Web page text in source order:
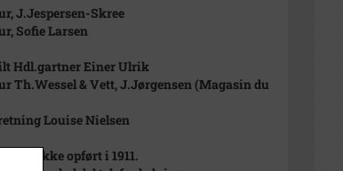
J.Jespersen-Skree
Sofie Larsen
Hdl.gartner Einer Ulrik
Th.Wessel & Vett, J.Jørgensen (Magasin du
Louise Nielsen
ikke opført i 1911.